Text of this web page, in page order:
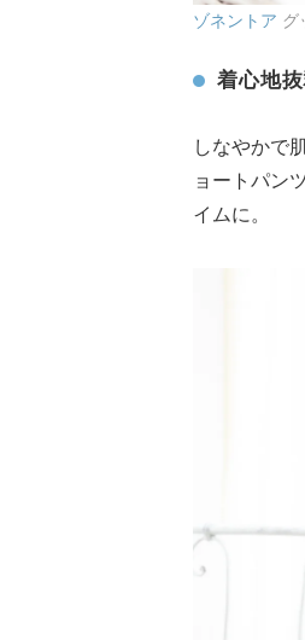
ゾネントア グ
着心地
しなやかで
ョートパン
イムに。